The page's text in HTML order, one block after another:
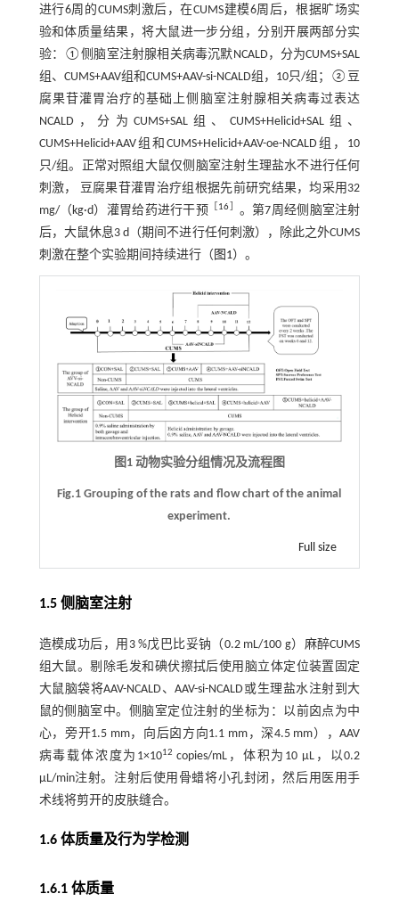
进行6周的CUMS刺激后，在CUMS建模6周后，根据旷场实
验和体质量结果，将大鼠进一步分组，分别开展两部分实
验：①侧脑室注射腺相关病毒沉默NCALD，分为CUMS+SAL
组、CUMS+AAV组和CUMS+AAV-si-NCALD组，10只/组；②豆
腐果苷灌胃治疗的基础上侧脑室注射腺相关病毒过表达
NCALD，分为CUMS+SAL组、CUMS+Helicid+SAL组、
CUMS+Helicid+AAV组和CUMS+Helicid+AAV-oe-NCALD组，10
只/组。正常对照组大鼠仅侧脑室注射生理盐水不进行任何
刺激， 豆腐果苷灌胃治疗组根据先前研究结果，均采用32
mg/（kg·d）灌胃给药进行干预
16
。第7周经侧脑室注射
后，大鼠休息3 d（期间不进行任何刺激），除此之外CUMS
刺激在整个实验期间持续进行（ 图1）。
图1 动物实验分组情况及流程图
Fig.1 Grouping of the rats and flow chart of the animal
experiment.
Full size
1.5 侧脑室注射
造模成功后，用3 %戊巴比妥钠（0.2 mL/100 g）麻醉CUMS
组大鼠。剔除毛发和碘伏擦拭后使用脑立体定位装置固定
大鼠脑袋将AAV-NCALD、AAV-si-NCALD或生理盐水注射到大
鼠的侧脑室中。侧脑室定位注射的坐标为：以前囟点为中
心，旁开1.5 mm，向后囟方向1.1 mm，深4.5 mm），AAV
病毒载体浓度为1×1012 copies/mL，体积为10 μL，以0.2
µL/min注射。注射后使用骨蜡将小孔封闭，然后用医用手
术线将剪开的皮肤缝合。
1.6 体质量及行为学检测
1.6.1 体质量